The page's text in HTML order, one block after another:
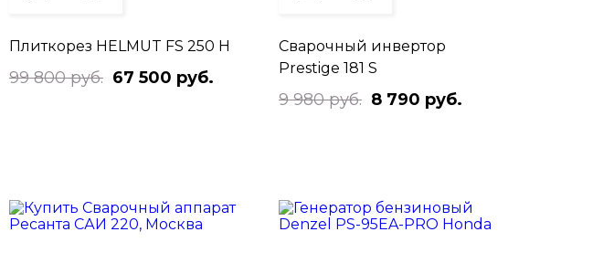
Плиткорез HELMUT FS 250 H
99 800 руб. 67 500 руб.
Сварочный инвертор
Prestige 181 S
9 980 руб. 8 790 руб.